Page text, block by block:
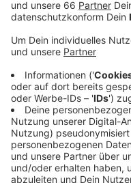
Untersuchungen
mehrere
genaue Ausfallzeit
machen. Eine
aber: Die DEG spielt
Augsburger Panther.
übertragen die Partie
Anzeige